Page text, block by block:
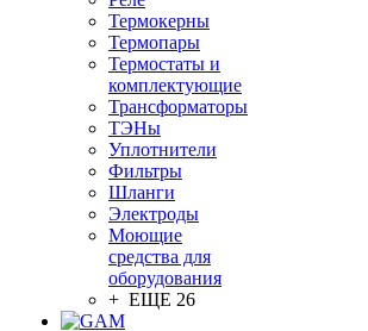
Термокерны
Термопары
Термостаты и
комплектующие
Трансформаторы
ТЭНы
Уплотнители
Фильтры
Шланги
Электроды
Моющие
средства для
оборудования
+ ЕЩЕ 26